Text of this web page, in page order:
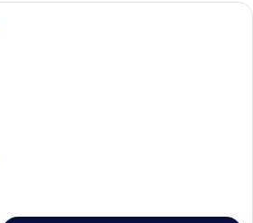
Rúmföt úr egypskri bómull, rúmföt